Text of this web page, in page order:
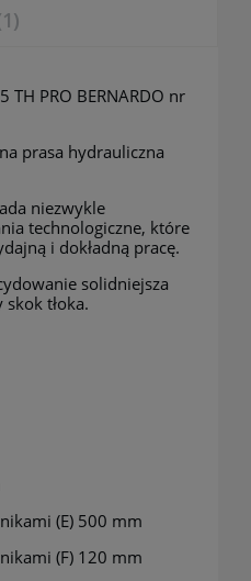
TH PRO BERNARDO nr
prasa hydrauliczna
niezwykle
technologiczne, które
i dokładną pracę.
solidniejsza
tłoka.
(E) 500 mm
(F) 120 mm